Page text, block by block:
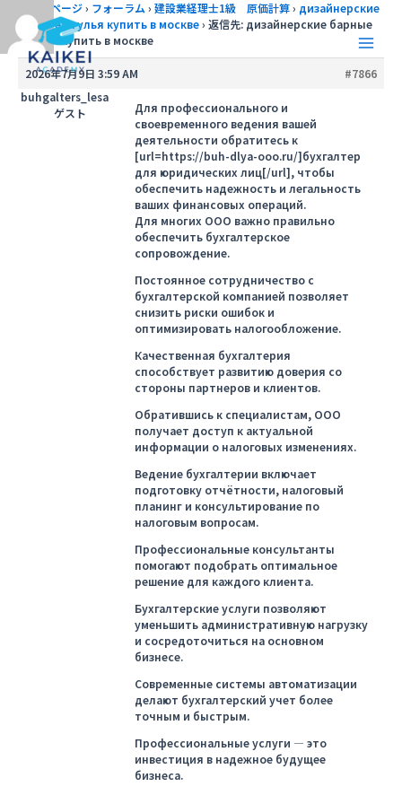
を
Main
トップページ› フォーラム › 建設業経理士1級 原価計算› дизайнерские
барные стулья купить в москве› 返信先: дизайнерские барные
стулья купить в москве
2026年7月9日 3:59 AM
#7866
buhgalters_lesa
ゲスト
Для профессионального и
своевременного ведения вашей
деятельности обратитесь к
[url=https://buh-dlya-ooo.ru/]бухгалтер
для юридических лиц[/url], чтобы
обеспечить надежность и легальность
ваших финансовых операций.
Для многих ООО важно правильно
обеспечить бухгалтерское
сопровождение.
Постоянное сотрудничество с
бухгалтерской компанией позволяет
снизить риски ошибок и
оптимизировать налогообложение.
Качественная бухгалтерия
способствует развитию доверия со
стороны партнеров и клиентов.
Обратившись к специалистам, ООО
получает доступ к актуальной
информации о налоговых изменениях.
Ведение бухгалтерии включает
подготовку отчётности, налоговый
планинг и консультирование по
налоговым вопросам.
Профессиональные консультанты
помогают подобрать оптимальное
решение для каждого клиента.
Бухгалтерские услуги позволяют
уменьшить административную нагрузку
и сосредоточиться на основном
бизнесе.
Современные системы автоматизации
делают бухгалтерский учет более
точным и быстрым.
Профессиональные услуги — это
инвестиция в надежное будущее
бизнеса.